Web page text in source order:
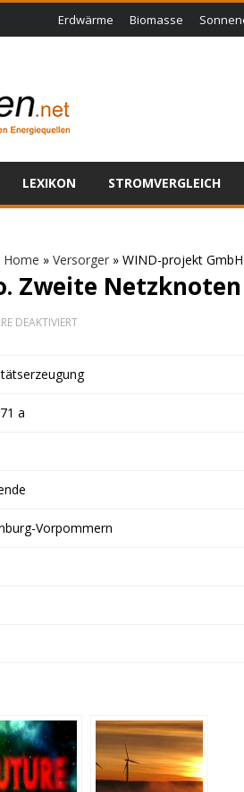
Erdwärme Biomasse
LEXIKON STROMVERGLEICH
Home » Versorger » WIND-projekt
Zweite Netzknoten
DEAKTIVIERTFÜR
&
a
Vorpommern